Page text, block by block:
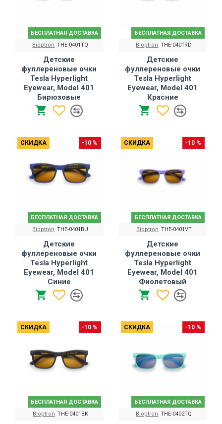
БЕСПЛАТНАЯ ДОСТАВКА
Bioptron THE-0401TQ
Детские
фуллереновые очки
Tesla Hyperlight
Eyewear, Model 401
Бирюзовые
БЕСПЛАТНАЯ ДОСТАВКА
Bioptron THE-0401RD
Детские
фуллереновые очки
Tesla Hyperlight
Eyewear, Model 401
Красние
СКИДКА
БЕСПЛАТНАЯ ДОСТАВКА
-10 %
Bioptron THE-0401BU
Детские
фуллереновые очки
Tesla Hyperlight
Eyewear, Model 401
Синие
СКИДКА
БЕСПЛАТНАЯ ДОСТАВКА
-10 %
Bioptron THE-0401VT
Детские
фуллереновые очки
Tesla Hyperlight
Eyewear, Model 401
Фиолетовый
СКИДКА
БЕСПЛАТНАЯ ДОСТАВКА
-10 %
Bioptron THE-0401BK
СКИДКА
БЕСПЛАТНАЯ ДОСТАВКА
-10 %
Bioptron THE-0402TQ